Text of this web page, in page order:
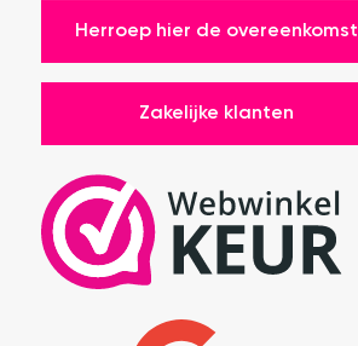
Herroep hier de overeenkomst
Zakelijke klanten